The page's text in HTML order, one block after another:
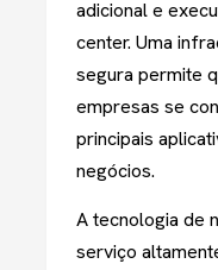
adicional e
center. Uma
segura permite
empresas se
principais
negócios.
A tecnologia de
serviço